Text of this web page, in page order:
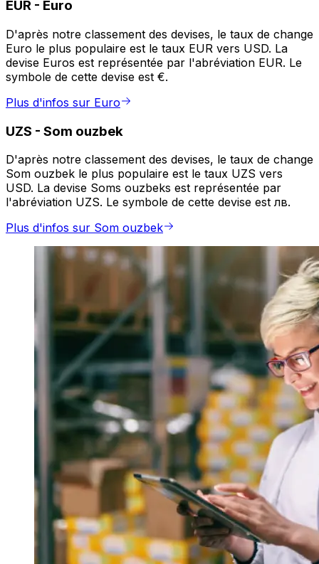
EUR - Euro
D'après notre classement des devises, le taux de change
Euro le plus populaire est le taux EUR vers USD. La
devise Euros est représentée par l'abréviation EUR. Le
symbole de cette devise est €.
Plus d'infos sur Euro
UZS - Som ouzbek
D'après notre classement des devises, le taux de change
Som ouzbek le plus populaire est le taux UZS vers
USD. La devise Soms ouzbeks est représentée par
l'abréviation UZS. Le symbole de cette devise est лв.
Plus d'infos sur Som ouzbek